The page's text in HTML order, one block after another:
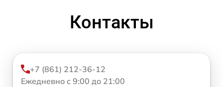
Контакты
+7 (861) 212-36-12
Ежедневно с 9:00 до 21:00